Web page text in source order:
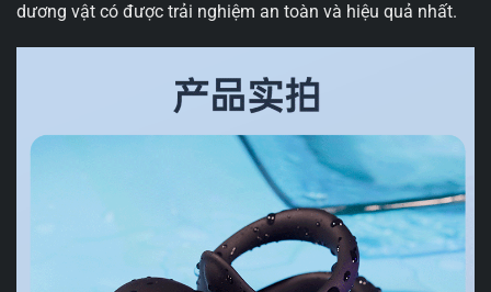
dương vật có được trải nghiệm an toàn và hiệu quả nhất.